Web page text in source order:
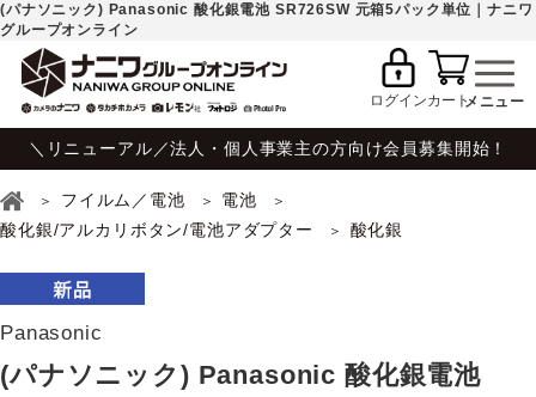
(パナソニック) Panasonic 酸化銀電池 SR726SW 元箱5パック単位｜ナニワ
グループオンライン
ログインカート
＼リニューアル／法人・個人事業主の方向け会員募集開始！
フイルム／電池
電池
酸化銀/アルカリボタン/電池アダプター
酸化銀
Panasonic
(パナソニック) Panasonic 酸化銀電池